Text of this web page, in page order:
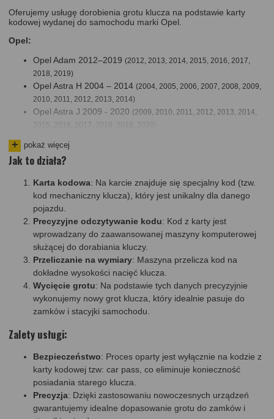
Oferujemy usługę dorobienia grotu klucza na podstawie karty
kodowej wydanej do samochodu marki Opel.
Opel:
Opel Adam 2012–2019 (2012, 2013, 2014, 2015, 2016, 2017,
2018, 2019)
Opel Astra H 2004 – 2014 (2004, 2005, 2006, 2007, 2008, 2009,
2010, 2011, 2012, 2013, 2014)
Opel Astra J 2009 - 2020 (2009, 2010, 2011, 2012, 2013, 2014,
2015, 2016, 2017, 2018, 2019, 2020)
2021, 2022)
Opel Cascade 2013 – 2019
Opel Corsa D 2006 – 2014 (2006, 2007, 2008, 2009, 2010, 2011,
Opel Corsa E 2014 – 2019
Opel Combo C 2001 – 2011
(2001, 2002, 2003, 2004, 2005,
2006, 2007, 2008, 2009, 2010, 2011)
Opel Insignia A 2008 – 2017
2013, 2014, 2015, 2016, 2017)
Opel Insignia B 2017 – 2022
2022)
Opel Signum 2003 – 2008 (2003, 2004, 2005, 2006, 2007, 2008)
Opel Vectra C 2002 – 2008
2007, 2008)
Opel Karl 2014 – 2019
Opel Meriva A 2003 – 2010(2003, 2004, 2005, 2006, 2007,
2008, 2009, 2010)
Opel Meriva B 2010 – 2017
2015, 2016, 2017)
Opel Mokka A 2012 – 2019(2012, 2013, 2014, 2015, 2016, 2017,
pokaż więcej
Jak to działa?
Karta kodowa: Na karcie znajduje się specjalny kod (tzw.
kod mechaniczny klucza), który jest unikalny dla danego
pojazdu.
Precyzyjne odczytywanie kodu: Kod z karty jest
wprowadzany do zaawansowanej maszyny komputerowej
służącej do dorabiania kluczy.
Przeliczanie na wymiary: Maszyna przelicza kod na
dokładne wysokości nacięć klucza.
Wycięcie grotu: Na podstawie tych danych precyzyjnie
wykonujemy nowy grot klucza, który idealnie pasuje do
zamków i stacyjki samochodu.
Zalety usługi:
Bezpieczeństwo: Proces oparty jest wyłącznie na kodzie z
karty kodowej tzw: car pass, co eliminuje konieczność
posiadania starego klucza.
Precyzja: Dzięki zastosowaniu nowoczesnych urządzeń
gwarantujemy idealne dopasowanie grotu do zamków i